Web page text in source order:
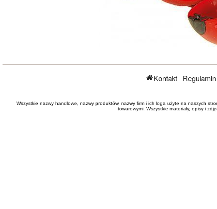
Kontakt
Wszystkie nazwy handlowe, nazwy produktów, nazwy firm i ich loga użyte na naszych
towarowymi. Wszystkie materiały, opisy i